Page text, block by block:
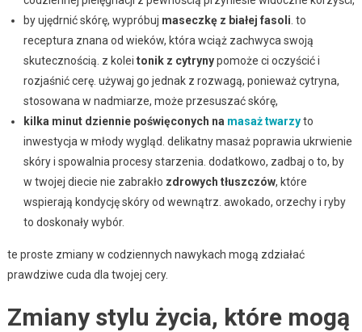
by ujędrnić skórę, wypróbuj maseczkę z białej fasoli . to
receptura znana od wieków, która wciąż zachwyca swoją
skutecznością. z kolei tonik z cytrynypomoże ci oczyścić i
rozjaśnić cerę. używaj go jednak z rozwagą, ponieważ cytryna,
stosowana w nadmiarze, może przesuszać skórę,
kilka minut dziennie poświęconych na masaż twarzyto
inwestycja w młody wygląd. delikatny masaż poprawia ukrwienie
skóry i spowalnia procesy starzenia. dodatkowo, zadbaj o to, by
w twojej diecie nie zabrakło zdrowych tłuszczów, które
wspierają kondycję skóry od wewnątrz. awokado, orzechy i ryby
to doskonały wybór.
te proste zmiany w codziennych nawykach mogą zdziałać
prawdziwe cuda dla twojej cery.
Zmiany stylu życia, które mogą